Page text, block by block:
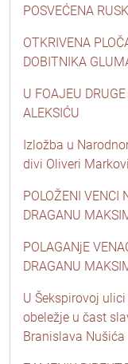
POSVEĆENA
OTKRIVENA
DOBITNIKA
U FOAJEU
ALEKSIĆU
Izložba u
divi Oliveri
POLOŽENI VENCI
DRAGANU
POLAGANjE
DRAGANU
U Šekspirovoj
obeležje u čast
Branislava Nušića